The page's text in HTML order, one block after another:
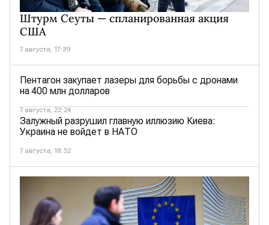
Штурм Сеуты — спланированная акция
США
7 августа, 17:39
Пентагон закупает лазеры для борьбы с дронами
на 400 млн долларов
7 августа, 22:24
Залужный разрушил главную иллюзию Киева:
Украина не войдет в НАТО
7 августа, 18:52